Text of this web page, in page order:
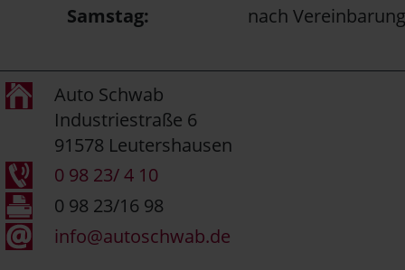
Samstag:
nach
Auto Schwab
Industriestraße 6
91578 Leutershausen
0 98 23/ 4 10
0 98 23/16 98
info@autoschwab.de